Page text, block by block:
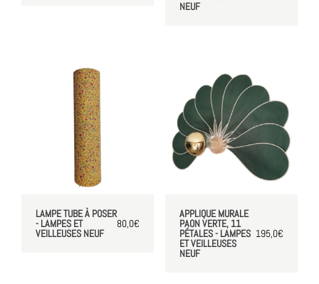
NEUF
LAMPE TUBE À POSER
- LAMPES ET
VEILLEUSES NEUF
80,0€
APPLIQUE MURALE
PAON VERTE, 11
PÉTALES - LAMPES
ET VEILLEUSES
NEUF
195,0€